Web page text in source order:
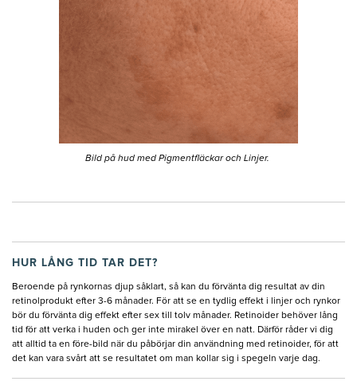
Bild på hud med Pigmentfläckar och Linjer.
HUR LÅNG TID TAR DET?
Beroende på rynkornas djup såklart, så kan du förvänta dig resultat av din
retinolprodukt efter 3-6 månader. För att se en tydlig effekt i linjer och rynkor
bör du förvänta dig effekt efter sex till tolv månader. Retinoider behöver lång
tid för att verka i huden och ger inte mirakel över en natt. Därför råder vi dig
att alltid ta en före-bild när du påbörjar din användning med retinoider, för att
det kan vara svårt att se resultatet om man kollar sig i spegeln varje dag.